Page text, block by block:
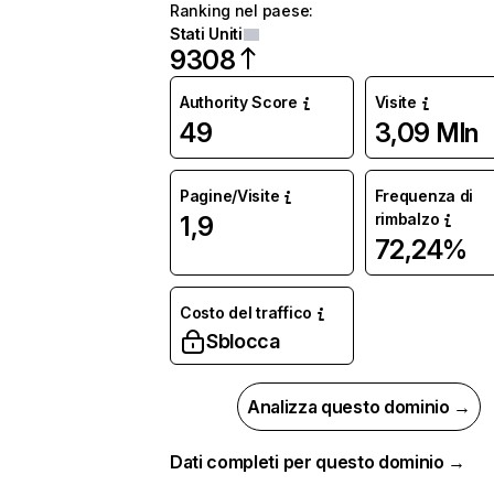
Ranking nel paese:
Stati Uniti
9308
Authority Score
49
Visite
3,09 Mln
Pagine/Visite
1,9
Frequenza di
rimbalzo
72,24%
Costo del traffico
Sblocca
Analizza questo dominio →
Dati completi per questo dominio →